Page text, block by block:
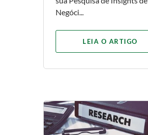
Negóci...
LEIA O ARTIGO